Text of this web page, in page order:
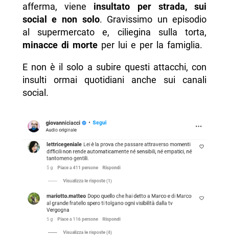
afferma, viene insultato per strada, sui
social e non solo. Gravissimo un episodio
al supermercato e, ciliegina sulla torta,
minacce di morteper lui e per la famiglia.
E non è il solo a subire questi attacchi, con
insulti ormai quotidiani anche sui canali
social.